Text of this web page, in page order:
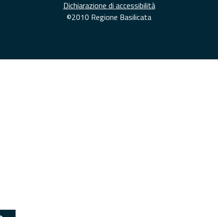
Dichiarazione di accessibilità
©2010 Regione Basilicata